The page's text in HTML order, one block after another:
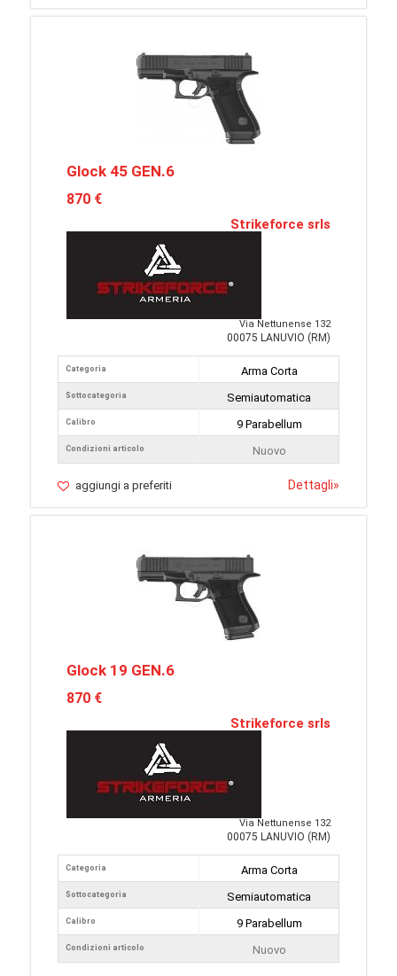
Glock 45 GEN.6
870 €
Strikeforce srls
Via Nettunense 132
00075 LANUVIO (RM)
Categoria
Sottocategoria
Calibro
Condizioni articolo
Arma Corta
Semiautomatica
9 Parabellum
Nuovo
aggiungi a preferiti Dettagli»
Glock 19 GEN.6
870 €
Strikeforce srls
Via Nettunense 132
00075 LANUVIO (RM)
Categoria
Sottocategoria
Calibro
Condizioni articolo
Arma Corta
Semiautomatica
9 Parabellum
Nuovo